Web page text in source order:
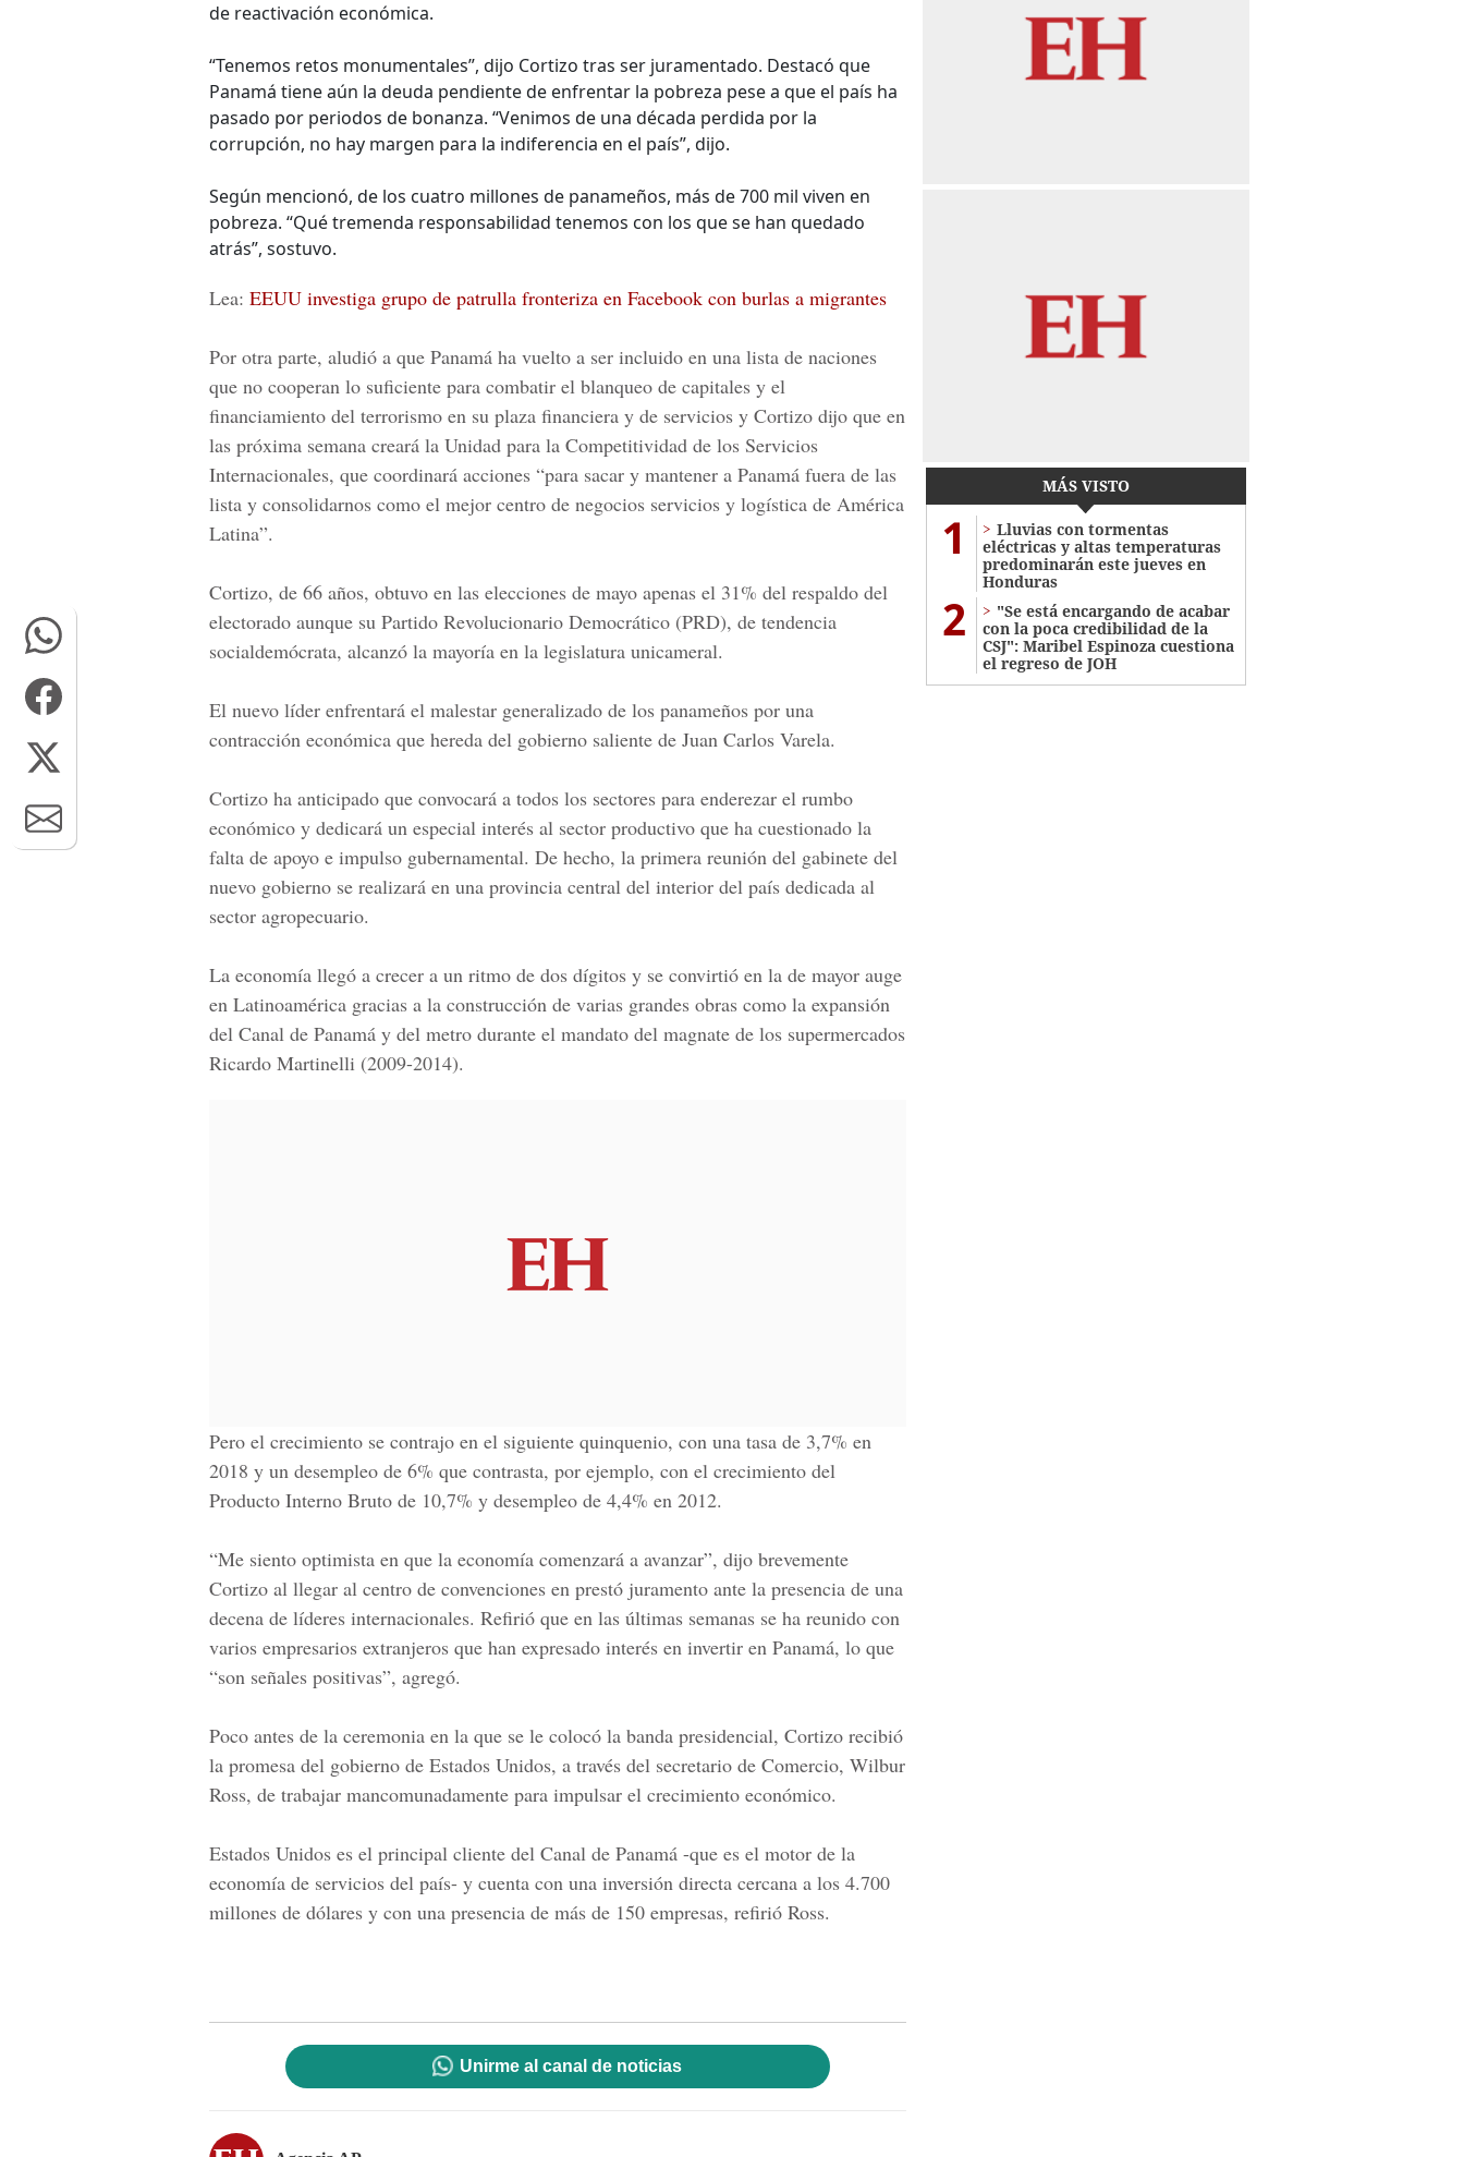
de reactivación económica.
“Tenemos retos monumentales”, dijo Cortizo tras ser juramentado. Destacó que
Panamá tiene aún la deuda pendiente de enfrentar la pobreza pese a que el país ha
pasado por periodos de bonanza. “Venimos de una década perdida por la
corrupción, no hay margen para la indiferencia en el país”, dijo.
Según mencionó, de los cuatro millones de panameños, más de 700 mil viven en
pobreza. “Qué tremenda responsabilidad tenemos con los que se han quedado
atrás”, sostuvo.
Lea: EEUU investiga grupo de patrulla fronteriza en Facebook con burlas a migrantes
Por otra parte, aludió a que Panamá ha vuelto a ser incluido en una lista de naciones
que no cooperan lo suficiente para combatir el blanqueo de capitales y el
financiamiento del terrorismo en su plaza financiera y de servicios y Cortizo dijo que en
las próxima semana creará la Unidad para la Competitividad de los Servicios
Internacionales, que coordinará acciones “para sacar y mantener a Panamá fuera de las
lista y consolidarnos como el mejor centro de negocios servicios y logística de América
Latina”.
Cortizo, de 66 años, obtuvo en las elecciones de mayo apenas el 31% del respaldo del
electorado aunque su Partido Revolucionario Democrático (PRD), de tendencia
socialdemócrata, alcanzó la mayoría en la legislatura unicameral.
El nuevo líder enfrentará el malestar generalizado de los panameños por una
contracción económica que hereda del gobierno saliente de Juan Carlos Varela.
Cortizo ha anticipado que convocará a todos los sectores para enderezar el rumbo
económico y dedicará un especial interés al sector productivo que ha cuestionado la
falta de apoyo e impulso gubernamental. De hecho, la primera reunión del gabinete del
nuevo gobierno se realizará en una provincia central del interior del país dedicada al
sector agropecuario.
La economía llegó a crecer a un ritmo de dos dígitos y se convirtió en la de mayor auge
en Latinoamérica gracias a la construcción de varias grandes obras como la expansión
del Canal de Panamá y del metro durante el mandato del magnate de los supermercados
Ricardo Martinelli (2009-2014).
Pero el crecimiento se contrajo en el siguiente quinquenio, con una tasa de 3,7% en
2018 y un desempleo de 6% que contrasta, por ejemplo, con el crecimiento del
Producto Interno Bruto de 10,7% y desempleo de 4,4% en 2012.
“Me siento optimista en que la economía comenzará a avanzar”, dijo brevemente
Cortizo al llegar al centro de convenciones en prestó juramento ante la presencia de una
decena de líderes internacionales. Refirió que en las últimas semanas se ha reunido con
varios empresarios extranjeros que han expresado interés en invertir en Panamá, lo que
“son señales positivas”, agregó.
Poco antes de la ceremonia en la que se le colocó la banda presidencial, Cortizo recibió
la promesa del gobierno de Estados Unidos, a través del secretario de Comercio, Wilbur
Ross, de trabajar mancomunadamente para impulsar el crecimiento económico.
Estados Unidos es el principal cliente del Canal de Panamá -que es el motor de la
economía de servicios del país- y cuenta con una inversión directa cercana a los 4.700
millones de dólares y con una presencia de más de 150 empresas, refirió Ross.
Unirme al canal de noticias
MÁS VISTO
1
Lluvias con tormentas
eléctricas y altas temperaturas
predominarán este jueves en
Honduras
2
"Se está encargando de acabar
con la poca credibilidad de la
CSJ": Maribel Espinoza cuestiona
el regreso de JOH